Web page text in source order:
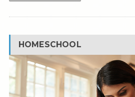
HOMESCHOOL